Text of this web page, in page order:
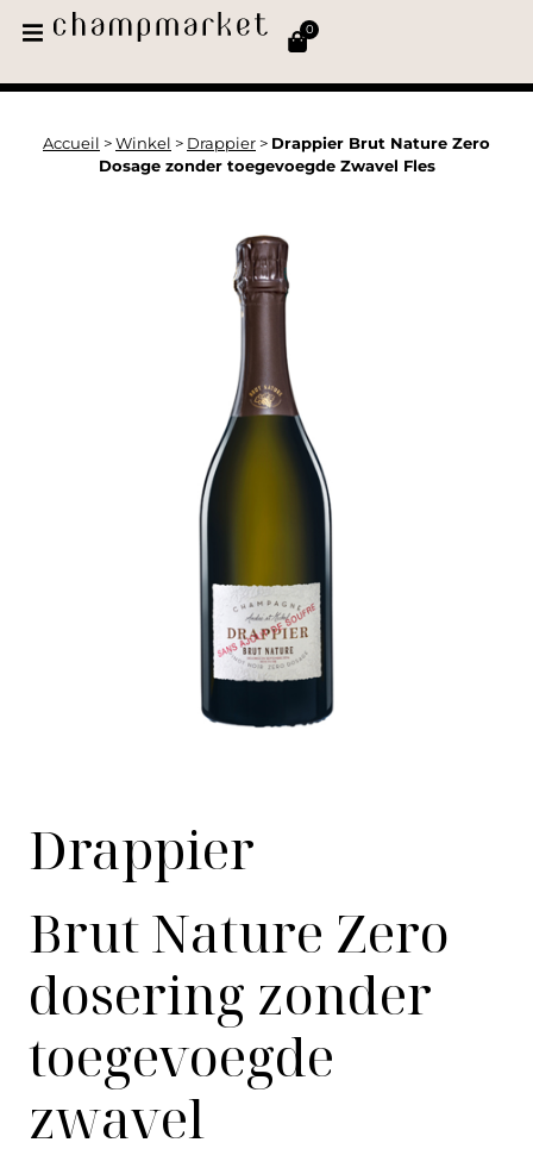
0
Accueil > Winkel > Drappier > Drappier Brut Nature Zero
Dosage zonder toegevoegde Zwavel Fles
Drappier
Brut Nature Zero
dosering zonder
toegevoegde
zwavel